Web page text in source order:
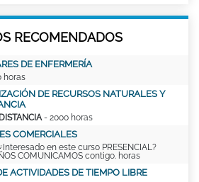
RECOMENDADOS
DE ENFERMERÍA
horas
DE RECURSOS NATURALES Y
- 2000 horas
COMERCIALES
en este curso PRESENCIAL?
COMUNICAMOS contigo. horas
ACTIVIDADES DE TIEMPO LIBRE